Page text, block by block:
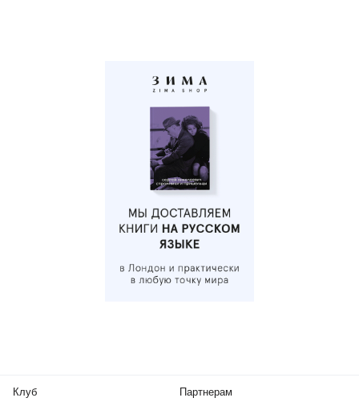
Клуб Партнерам